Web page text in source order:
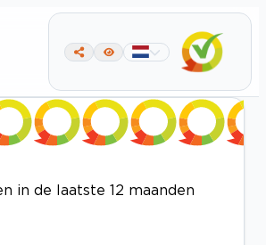
in de laatste 12 maanden